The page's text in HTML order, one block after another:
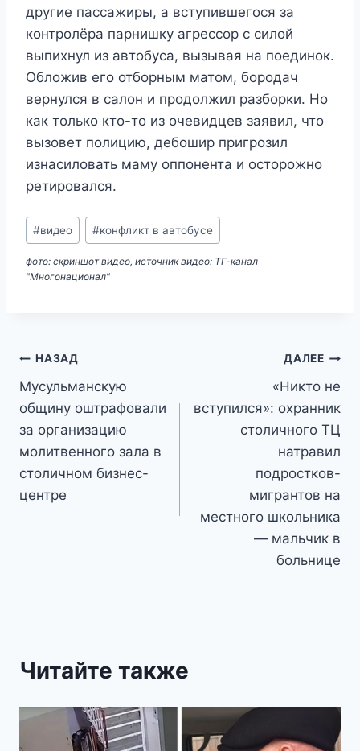
другие пассажиры, а вступившегося за
контролёра парнишку агрессор с силой
выпихнул из автобуса, вызывая на поединок.
Обложив его отборным матом, бородач
вернулся в салон и продолжил разборки. Но
как только кто-то из очевидцев заявил, что
вызовет полицию, дебошир пригрозил
изнасиловать маму оппонента и осторожно
ретировался.
Метки
записи:
#видео #конфликт в автобусе
фото: скриншот видео, источник видео: ТГ-канал
"Многонационал"
Навигация
по
записям
НАЗАД
Мусульманскую
общину оштрафовали
за организацию
молитвенного зала в
столичном бизнес-
центре
ДАЛЕЕ
«Никто не
вступился»: охранник
столичного ТЦ
натравил
подростков-
мигрантов на
местного школьника
— мальчик в
больнице
Читайте также